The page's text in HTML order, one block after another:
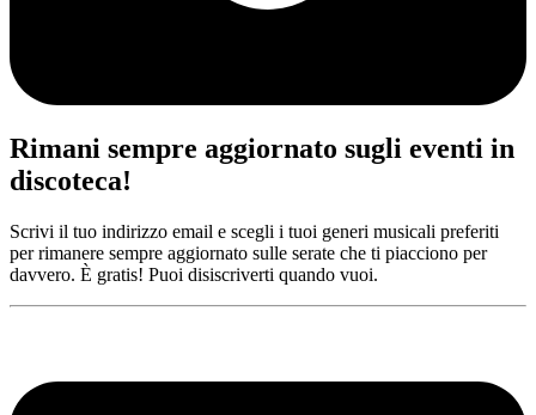
Rimani sempre aggiornato sugli eventi in
discoteca!
Scrivi il tuo indirizzo email e scegli i tuoi generi musicali preferiti
per rimanere sempre aggiornato sulle serate che ti piacciono per
davvero. È gratis! Puoi disiscriverti quando vuoi.